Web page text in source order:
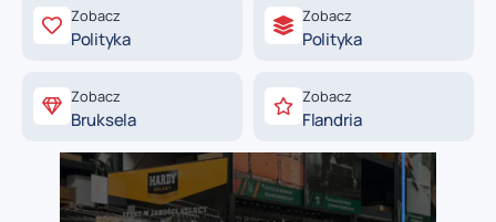
Zobacz
Polityka
Zobacz
Polityka
Zobacz
Bruksela
Zobacz
Flandria